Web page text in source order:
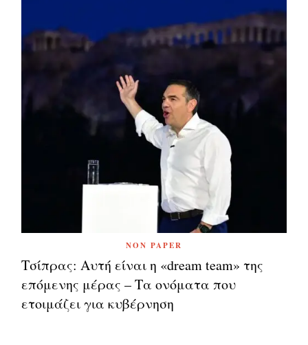
NON PAPER
Τσίπρας: Αυτή είναι η «dream team» της
επόμενης μέρας – Τα ονόματα που
ετοιμάζει για κυβέρνηση